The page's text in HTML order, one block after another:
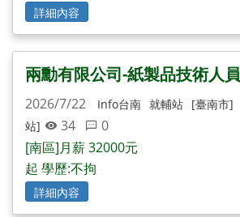
詳細內容
兩勳有限公司-紙製品技術人員
2026/7/22 Info台南 就輔站 [臺南市]
站]
34
0
[南區]月薪 32000元
起 學歷:不拘
詳細內容